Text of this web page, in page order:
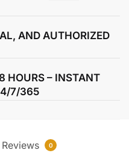
AND AUTHORIZED
HOURS – INSTANT
7/365
Reviews 0